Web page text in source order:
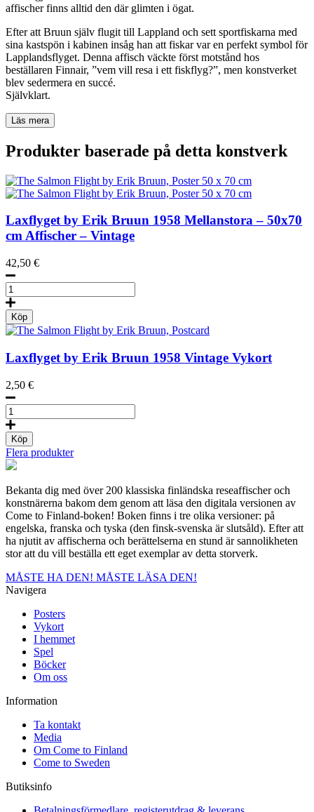
affischer finns alltid den där glimten i ögat.
Efter att Bruun själv flugit till Lappland och sett sportfiskarna med
sina kastspön i kabinen insåg han att fiskar var en perfekt symbol för
Lapplandsflyget. Denna affisch väckte först motstånd hos
beställaren Finnair, ”vem vill resa i ett fiskflyg?”, men konstverket
blev sedermera en succé.
Självklart.
Läs mera
Produkter baserade på detta konstverk
Laxflyget by Erik Bruun 1958 Mellanstora – 50x70
cm Affischer – Vintage
42,50 €
The
Salmon
Flight
by
Erik
Bruun,
Poster
x
70
cm
mängd
Köp
Laxflyget by Erik Bruun 1958 Vintage Vykort
2,50 €
The
Salmon
Flight
by
Erik
Bruun,
Postcard
mängd
Köp
Flera produkter
Bekanta dig med över 200 klassiska finländska reseaffischer och
konstnärerna bakom dem genom att läsa den digitala versionen av
Come to Finland-boken! Boken finns i tre olika versioner: på
engelska, franska och tyska (den finsk-svenska är slutsåld). Efter att
ha njutit av affischerna och berättelserna en stund är sannolikheten
stor att du vill beställa ett eget exemplar av detta storverk.
MÅSTE HA DEN! MÅSTE LÄSA DEN!
Navigera
Posters
Vykort
I hemmet
Spel
Böcker
Om oss
Information
Ta kontakt
Media
Om Come to Finland
Come to Sweden
Butiksinfo